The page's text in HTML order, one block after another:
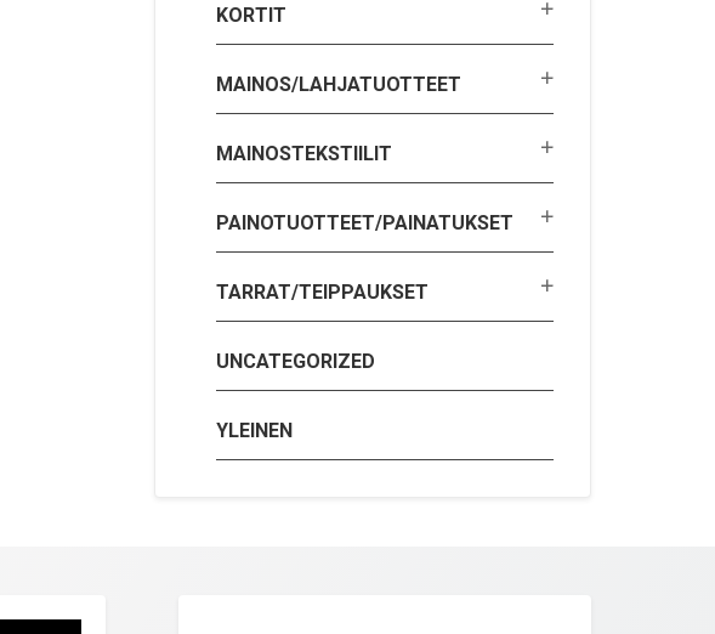
KORTIT
MAINOS/LAHJATUOTTEET
MAINOSTEKSTIILIT
PAINOTUOTTEET/PAINATUKSET
TARRAT/TEIPPAUKSET
UNCATEGORIZED
YLEINEN